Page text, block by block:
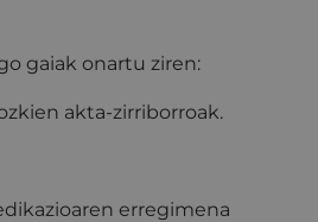
gaiak onartu ziren:
akta-zirriborroak.
erregimena